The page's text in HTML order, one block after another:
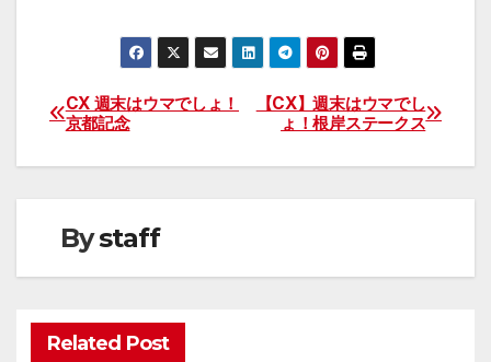
投
稿
ビ
ー
【CX】週末はウマでし
ょ！根岸ステークス
CX 週末はウマでしょ！
京都記念
Bystaff
Related Post